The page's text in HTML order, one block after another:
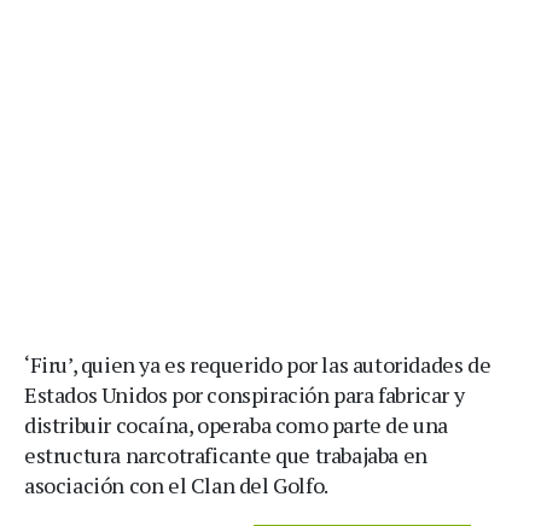
‘Firu’, quien ya es requerido por las autoridades de
Estados Unidos por conspiración para fabricar y
distribuir cocaína, operaba como parte de una
estructura narcotraficante que trabajaba en
asociación con el Clan del Golfo.